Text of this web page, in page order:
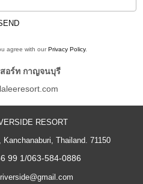
agree with ourPrivacy Policy.
อร์ท กาญจนบุรี
RESORT
Thailand. 71150
99 1/063-584-0886